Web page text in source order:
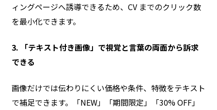
ィングページへ誘導できるため、CV までのクリック数
を最小化できます。
3. 「テキスト付き画像」で視覚と言葉の両面から訴求
できる
画像だけでは伝わりにくい価格や条件、特徴をテキスト
で補足できます。「NEW」「期間限定」「30% OFF」